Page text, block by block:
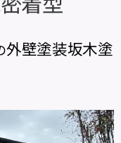
外壁塗装坂木塗